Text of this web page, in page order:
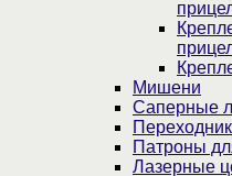
Мишени
Саперные
Патроны
Лазерные